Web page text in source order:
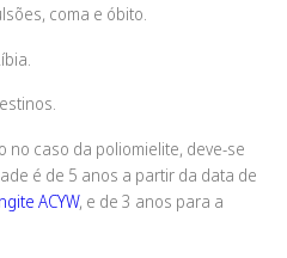
coma e óbito.
no caso da poliomielite, deve-se
é de 5 anos a partir da data de
ACYW, e de 3 anos para a